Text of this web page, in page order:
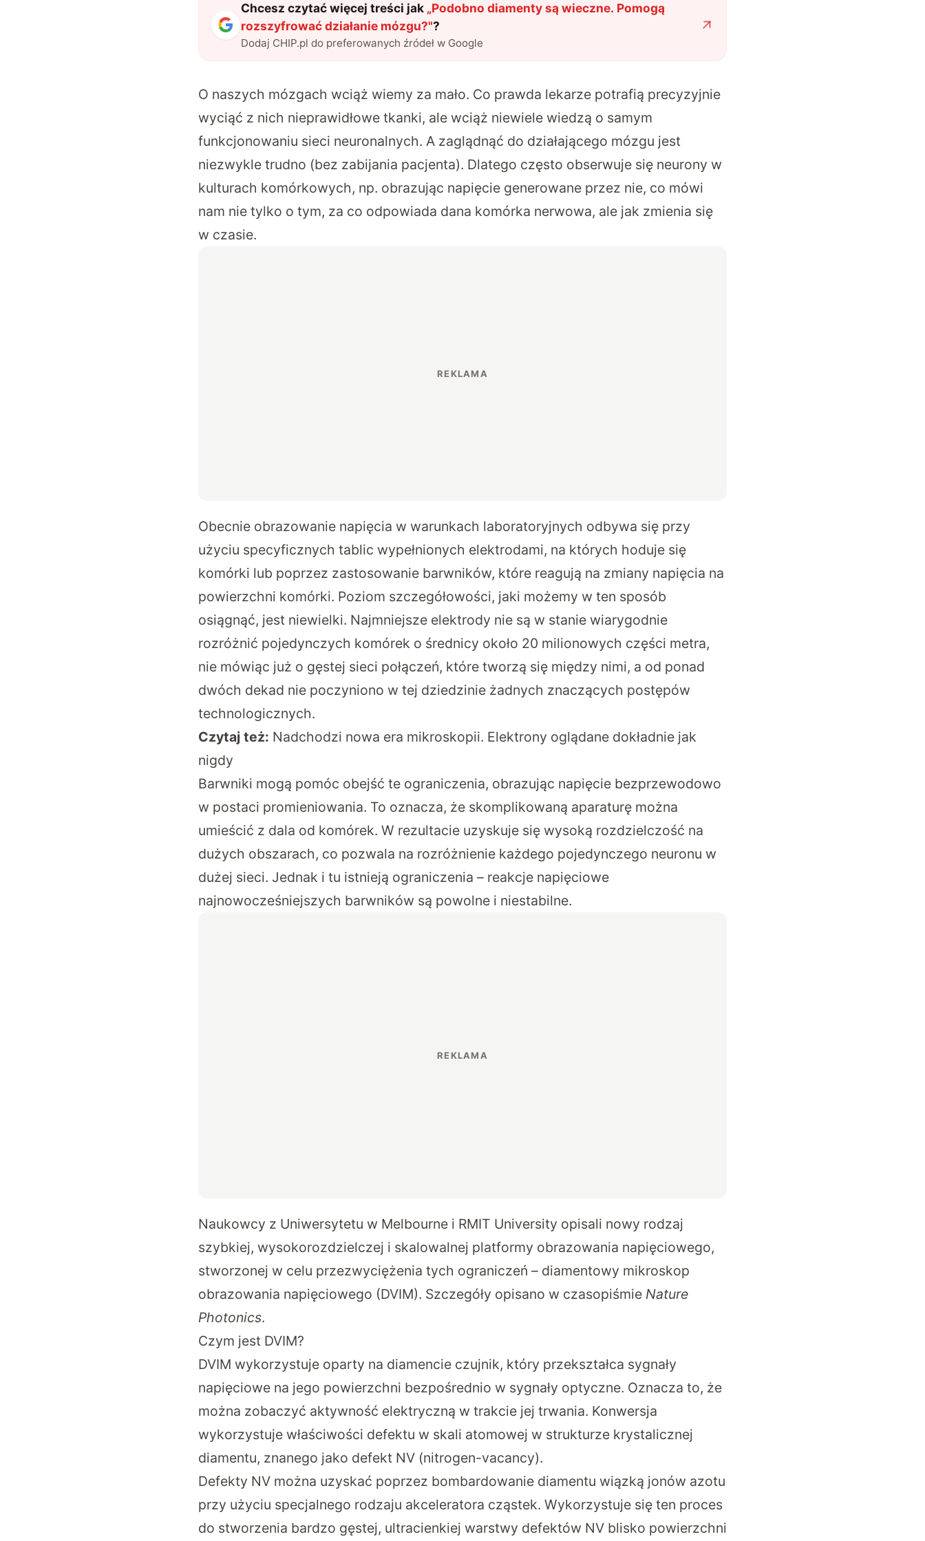
Chcesz czytać więcej treści jak „Podobno diamenty są wieczne. Pomogą
rozszyfrować działanie mózgu?"?
Dodaj CHIP.pl do preferowanych źródeł w Google
O naszych mózgach wciąż wiemy za mało. Co prawda lekarze potrafią precyzyjnie
wyciąć z nich nieprawidłowe tkanki, ale wciąż niewiele wiedzą o samym
funkcjonowaniu sieci neuronalnych. A zaglądnąć do działającego mózgu jest
niezwykle trudno (bez zabijania pacjenta). Dlatego często obserwuje się neurony w
kulturach komórkowych, np. obrazując napięcie generowane przez nie, co mówi
nam nie tylko o tym, za co odpowiada dana komórka nerwowa, ale jak zmienia się
w czasie.
Obecnie obrazowanie napięcia w warunkach laboratoryjnych odbywa się przy
użyciu specyficznych tablic wypełnionych elektrodami, na których hoduje się
komórki lub poprzez zastosowanie barwników, które reagują na zmiany napięcia na
powierzchni komórki. Poziom szczegółowości, jaki możemy w ten sposób
osiągnąć, jest niewielki. Najmniejsze elektrody nie są w stanie wiarygodnie
rozróżnić pojedynczych komórek o średnicy około 20 milionowych części metra,
nie mówiąc już o gęstej sieci połączeń, które tworzą się między nimi, a od ponad
dwóch dekad nie poczyniono w tej dziedzinie żadnych znaczących postępów
technologicznych.
Czytaj też: Nadchodzi nowa era mikroskopii. Elektrony oglądane dokładnie jak
nigdy
Barwniki mogą pomóc obejść te ograniczenia, obrazując napięcie bezprzewodowo
w postaci promieniowania. To oznacza, że skomplikowaną aparaturę można
umieścić z dala od komórek. W rezultacie uzyskuje się wysoką rozdzielczość na
dużych obszarach, co pozwala na rozróżnienie każdego pojedynczego neuronu w
dużej sieci. Jednak i tu istnieją ograniczenia – reakcje napięciowe
najnowocześniejszych barwników są powolne i niestabilne.
Naukowcy z Uniwersytetu w Melbourne i RMIT University opisali nowy rodzaj
szybkiej, wysokorozdzielczej i skalowalnej platformy obrazowania napięciowego,
stworzonej w celu przezwyciężenia tych ograniczeń – diamentowy mikroskop
obrazowania napięciowego (DVIM). Szczegóły opisano w czasopiśmie Nature
Photonics.
Czym jest DVIM?
DVIM wykorzystuje oparty na diamencie czujnik, który przekształca sygnały
napięciowe na jego powierzchni bezpośrednio w sygnały optyczne. Oznacza to, że
można zobaczyć aktywność elektryczną w trakcie jej trwania. Konwersja
wykorzystuje właściwości defektu w skali atomowej w strukturze krystalicznej
diamentu, znanego jako defekt NV (nitrogen-vacancy).
Defekty NV można uzyskać poprzez bombardowanie diamentu wiązką jonów azotu
przy użyciu specjalnego rodzaju akceleratora cząstek. Wykorzystuje się ten proces
do stworzenia bardzo gęstej, ultracienkiej warstwy defektów NV blisko powierzchni